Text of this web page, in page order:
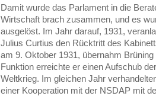
Damit wurde das Parlament in die
Wirtschaft brach zusammen, und es
ausgelöst. Im Jahr darauf, 1931,
Julius Curtius den Rücktritt des
am 9. Oktober 1931, übernahm
Funktion erreichte er einen Aufschub
Weltkrieg. Im gleichen Jahr
einer Kooperation mit der NSDAP mit